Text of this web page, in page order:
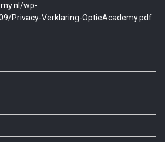
wp-
Privacy-Verklaring-OptieAcademy.pdf